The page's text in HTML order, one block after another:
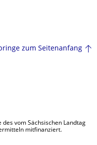
zum Seitenanfang
vom Sächsischen Landtag
mitfinanziert.